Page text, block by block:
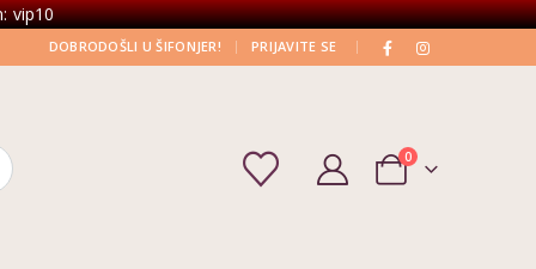
vip10
DOBRODOŠLI U ŠIFONJER! | PRIJAVITE SE |
0